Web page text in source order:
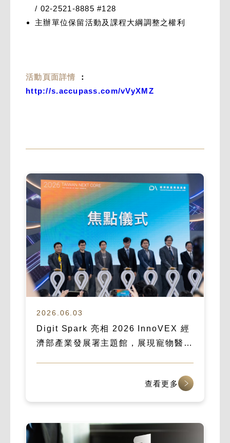
/ 02-2521-8885 #128
主辦單位保留活動及課程大綱調整之權利
活動頁面詳情 ：
http://s.accupass.com/vVyXMZ
2026.06.03
Digit Spark 亮相 2026 InnoVEX 經
濟部產業發展署主題館，展現寵物醫療
查看更多